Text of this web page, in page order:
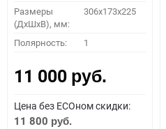
Размеры
(ДхШхВ), мм:
306x173x225
Полярность: 1
11 000 руб.
Цена без ECOном скидки:
11 800 руб.